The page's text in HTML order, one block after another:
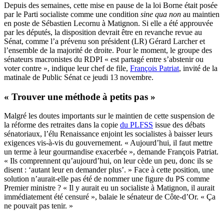
Depuis des semaines, cette mise en pause de la loi Borne était posée
par le Parti socialiste comme une condition sine qua non au maintien
en poste de Sébastien Lecornu à Matignon. Si elle a été approuvée
par les députés, la disposition devrait être en revanche revue au
Sénat, comme l’a prévenu son président (LR) Gérard Larcher et
l’ensemble de la majorité de droite. Pour le moment, le groupe des
sénateurs macronistes du RDPI « est partagé entre s’abstenir ou
voter contre », indique leur chef de file, François Patriat, invité de la
matinale de Public Sénat ce jeudi 13 novembre.
« Trouver une méthode à petits pas »
Malgré les doutes importants sur le maintien de cette suspension de
la réforme des retraites dans la copie du PLFSS issue des débats
sénatoriaux, l’élu Renaissance enjoint les socialistes à baisser leurs
exigences vis-à-vis du gouvernement. « Aujourd’hui, il faut mettre
un terme à leur gourmandise exacerbée », demande François Patriat.
« Ils comprennent qu’aujourd’hui, on leur cède un peu, donc ils se
disent : ‘autant leur en demander plus’. » Face à cette position, une
solution n’aurait-elle pas été de nommer une figure du PS comme
Premier ministre ? « Il y aurait eu un socialiste à Matignon, il aurait
immédiatement été censuré », balaie le sénateur de Côte-d’Or. « Ça
ne pouvait pas tenir. »